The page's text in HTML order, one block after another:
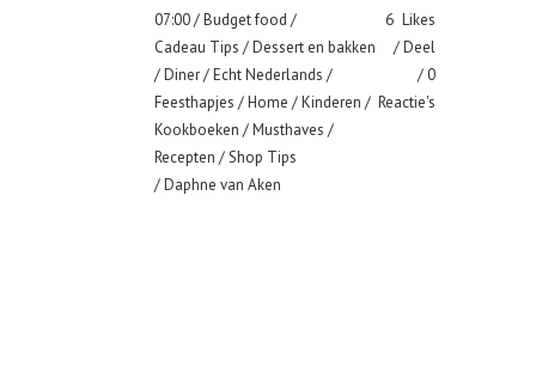
07:00 /Budget food /
Cadeau Tips /Dessert en bakken
/Diner/Echt Nederlands /
Feesthapjes /Home /Kinderen /
Kookboeken /Musthaves /
Recepten /Shop Tips
/ Daphne van Aken
6 Likes
Deel
0
Reactie's